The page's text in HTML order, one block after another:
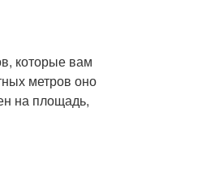
которые вам
метров оно
на площадь,